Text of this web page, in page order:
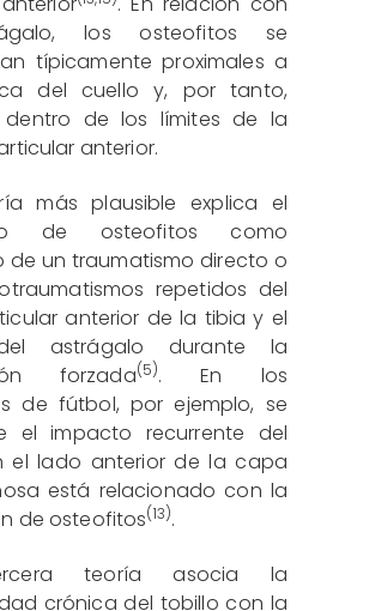
los osteofitos se
típicamente proximales a
del cuello y, por tanto,
dentro de los límites de la
anterior.
más plausible explica el
de osteofitos como
de un traumatismo directo o
repetidos del
anterior de la tibia y el
astrágalo durante la
forzada(5). En los
de fútbol, por ejemplo, se
el impacto recurrente del
el lado anterior de la capa
está relacionado con la
de osteofitos(13).
teoría asocia la
crónica del tobillo con la